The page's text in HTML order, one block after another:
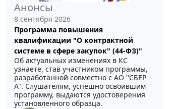
Анонсы
8 сентября 2026
Программа повышения
квалификации "О контрактной
системе в сфере закупок" (44-ФЗ)"
Об актуальных изменениях в КС
узнаете, став участником программы,
разработанной совместно с АО ''СБЕР
А". Слушателям, успешно освоившим
программу, выдаются удостоверения
установленного образца.